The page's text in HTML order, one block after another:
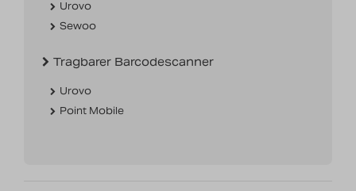
Urovo
Sewoo
Tragbarer Barcodescanner
Urovo
Point Mobile